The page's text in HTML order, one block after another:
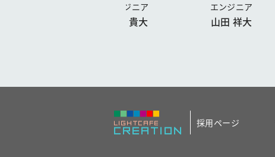
エンジニア
馬場 貴大
エンジニア
山田 祥大
採用ページ